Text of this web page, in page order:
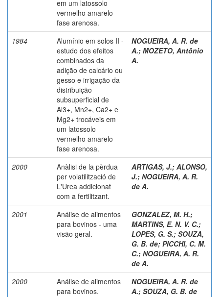
em um latossolo
vermelho amarelo
fase arenosa.
1984
Alumínio em solos II -
estudo dos efeitos
combinados da
adição de calcário ou
gesso e irrigação da
distribuição
subsuperficial de
Al3+, Mn2+, Ca2+ e
Mg2+ trocáveis em
um latossolo
vermelho amarelo
fase arenosa.
NOGUEIRA, A. R. de
A.; MOZETO, Antônio
A.
2000
Anàlisi de la pèrdua
per volatilització de
L'Urea addicionat
com a fertilitzant.
ARTIGAS, J.; ALONSO,
J.; NOGUEIRA, A. R.
de A.
2001
Análise de alimentos
para bovinos - uma
visão geral.
GONZALEZ, M. H.;
MARTINS, E. N. V. C.;
LOPES, G. S.; SOUZA,
G. B. de; PICCHI, C. M.
C.; NOGUEIRA, A. R.
de A.
2000
Análise de alimentos
para bovinos.
NOGUEIRA, A. R. de
A.; SOUZA, G. B. de